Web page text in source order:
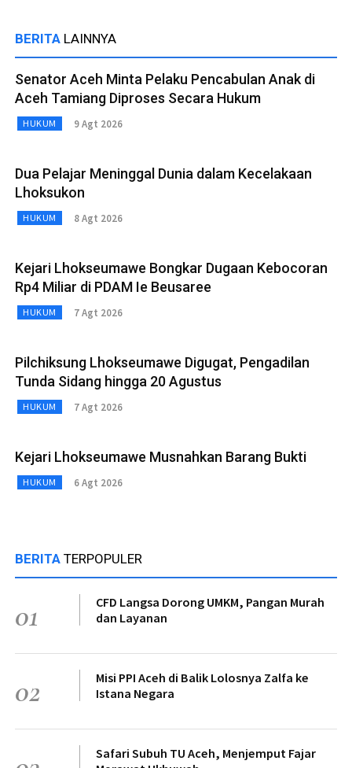
BERITA LAINNYA
Senator Aceh Minta Pelaku Pencabulan Anak di
Aceh Tamiang Diproses Secara Hukum
HUKUM 9 Agt 2026
Dua Pelajar Meninggal Dunia dalam Kecelakaan
Lhoksukon
HUKUM 8 Agt 2026
Kejari Lhokseumawe Bongkar Dugaan Kebocoran
Rp4 Miliar di PDAM Ie Beusaree
HUKUM 7 Agt 2026
Pilchiksung Lhokseumawe Digugat, Pengadilan
Tunda Sidang hingga 20 Agustus
HUKUM 7 Agt 2026
Kejari Lhokseumawe Musnahkan Barang Bukti
HUKUM 6 Agt 2026
BERITA TERPOPULER
01
CFD Langsa Dorong UMKM, Pangan Murah
dan Layanan
02
Misi PPI Aceh di Balik Lolosnya Zalfa ke
Istana Negara
Safari Subuh TU Aceh, Menjemput Fajar